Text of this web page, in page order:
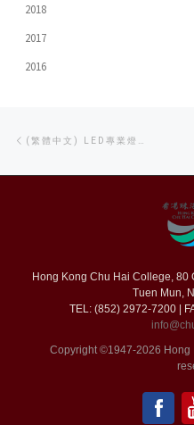
2018
2017
2016
navigation
Previous
Hong Kong Chu Hai College, 80
Tuen Mun,
TEL: (852) 2972-7200 |
Copyright ©1947-2026 Hong